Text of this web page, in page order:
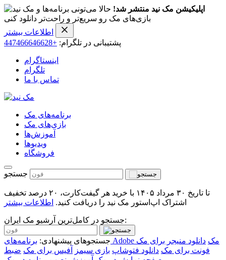
اپلیکیشن مک نید منتشر شد! حالا می‌تونی برنامه‌ها و
بازی‌های مک رو سریع‌تر و راحت‌تر دانلود کنی
اطلاعات بیشتر
پشتیبانی در تلگرام: +447466646628
اینستاگرام
تلگرام
تماس با ما
برنامه‌های مک
بازی‌های مک
آموزش‌ها
ویدیو‌ها
فروشگاه
جستجو
تا تاریخ ۳۰ مرداد ۱۴۰۵ با خرید هر گیفت‌کارت، ۲۰ درصد تخفیف
اشتراک اپ‌استور مک نید را دریافت کنید. اطلاعات بیشتر
جستجو در کامل‌ترین آرشیو مک ایران:
جستجوهای پیشنهادی: برنامه‌های Adobe مک دانلود منیجر برای مک
فونت برای مک دانلود فتوشاپ بازی سیمز آفیس برای مک ضبط